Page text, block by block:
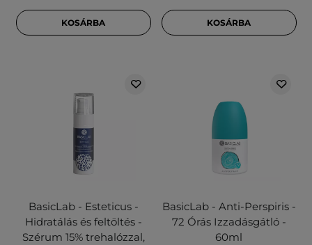
KOSÁRBA KOSÁRBA
BasicLab - Esteticus -
Hidratálás és feltöltés -
Szérum 15% trehalózzal,
BasicLab - Anti-Perspiris -
72 Órás Izzadásgátló -
60ml